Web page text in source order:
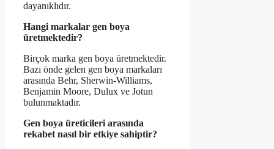
dayanıklıdır.
Hangi markalar gen boya
üretmektedir?
Birçok marka gen boya üretmektedir.
Bazı önde gelen gen boya markaları
arasında Behr, Sherwin-Williams,
Benjamin Moore, Dulux ve Jotun
bulunmaktadır.
Gen boya üreticileri arasında
rekabet nasıl bir etkiye sahiptir?